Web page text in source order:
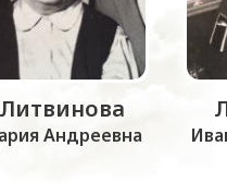
Литвинова
Андреевна